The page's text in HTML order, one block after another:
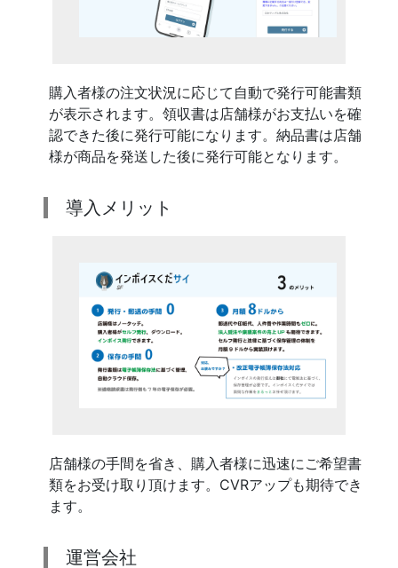
購入者様の注文状況に応じて自動で発行可能書類
が表示されます。領収書は店舗様がお支払いを確
認できた後に発行可能になります。納品書は店舗
様が商品を発送した後に発行可能となります。
導入メリット
店舗様の手間を省き、購入者様に迅速にご希望書
類をお受け取り頂けます。CVRアップも期待でき
ます。
運営会社